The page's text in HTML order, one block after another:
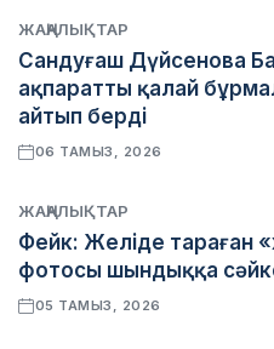
ЖАҢАЛЫҚТАР
Сандуғаш Дүйсенова
ақпаратты қалай
айтып берді
06 ТАМЫЗ, 2026
ЖАҢАЛЫҚТАР
Фейк: Желіде тараған
фотосы шындыққа
05 ТАМЫЗ, 2026